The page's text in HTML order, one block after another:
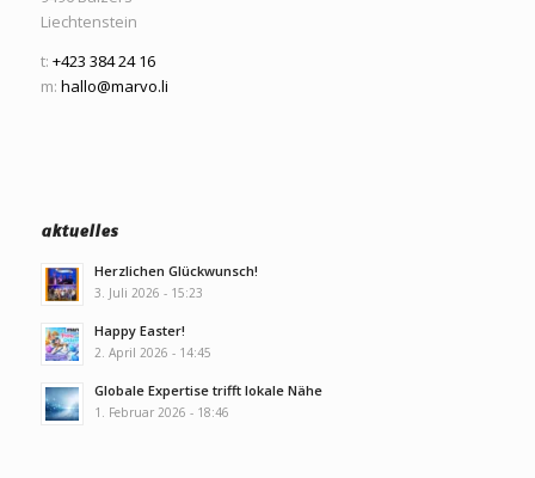
Liechtenstein
t: +423 384 24 16
m: hallo@marvo.li
aktuelles
Herzlichen Glückwunsch!
3. Juli 2026 - 15:23
Happy Easter!
2. April 2026 - 14:45
Globale Expertise trifft lokale Nähe
1. Februar 2026 - 18:46